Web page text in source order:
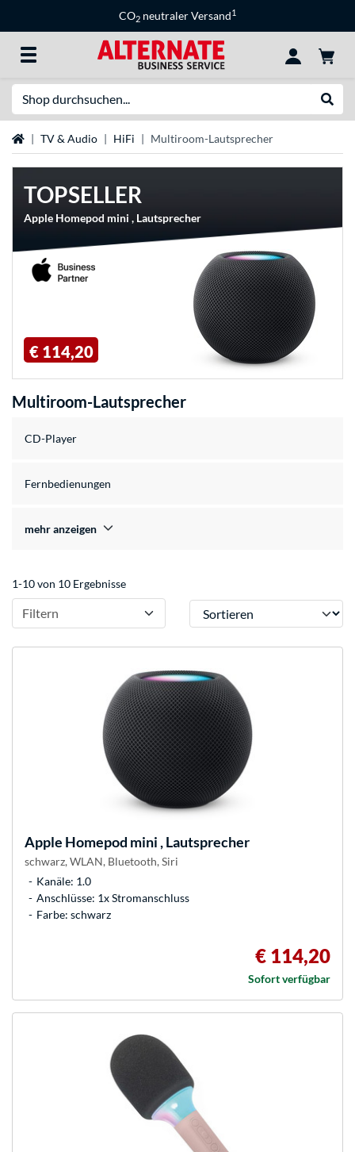
CO2 neutraler Versand1
StartseiteTV & Audio HiFi Multiroom-Lautsprecher
TOPSELLER
Apple Homepod mini , Lautsprecher
€ 114,20
Multiroom-Lautsprecher
CD-Player
Fernbedienungen
mehr anzeigen
1-10 von 10 Ergebnisse
Filtern Sortieren
Apple Homepod mini , Lautsprecher
schwarz, WLAN, Bluetooth, Siri
Kanäle: 1.0
Anschlüsse: 1x Stromanschluss
Farbe: schwarz
€ 114,20
Sofort verfügbar